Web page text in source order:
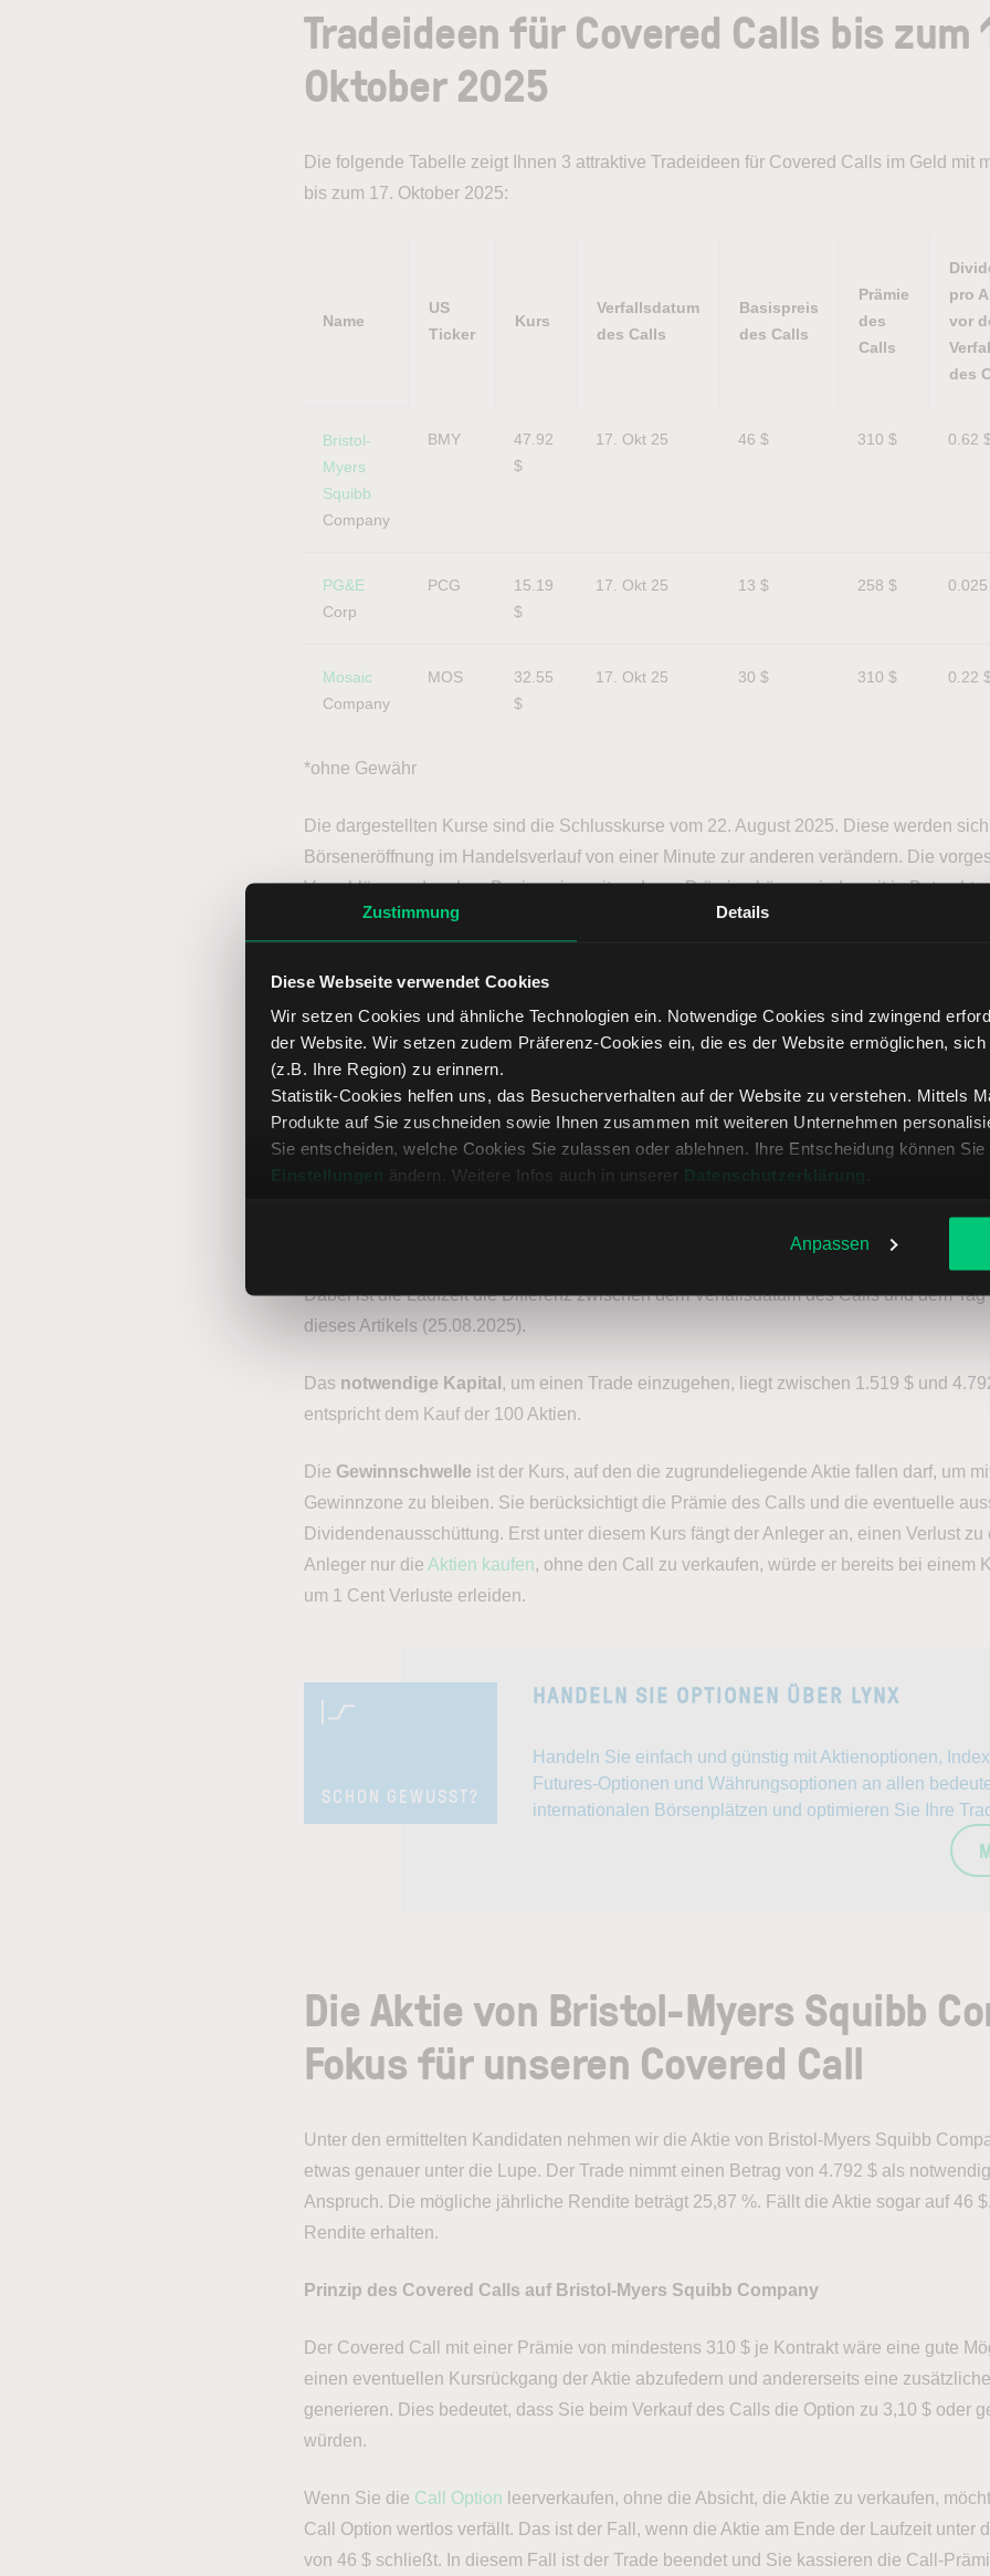
Zustimmung Details
Diese Webseite verwendet Cookies
Wir setzen Cookies und ähnliche Technologien ein. Notwendige Cookies sind zwingend
der Website. Wir setzen zudem Präferenz-Cookies ein, die es der Website ermöglichen,
(z.B. Ihre Region) zu erinnern.
Statistik-Cookies helfen uns, das Besucherverhalten auf der Website zu verstehen. Mittels
Produkte auf Sie zuschneiden sowie Ihnen zusammen mit weiteren Unternehmen
Sie entscheiden, welche Cookies Sie zulassen oder ablehnen. Ihre Entscheidung können
Einstellungen
ändern. Weitere Infos auch in unserer Datenschutzerklärung
Anpassen
Tradeideen für Covered Calls bis zum
Oktober 2025
Die folgende Tabelle zeigt Ihnen 3 attraktive Tradeideen für Covered Calls im Geld mit
bis zum 17. Oktober 2025:
Name
US
Ticker
Kurs
Verfallsdatum
des Calls
Basispreis
des Calls
Prämie
des
Calls
pro
vor
des
Ticker
des Calls
des Calls
des
pro
Bristol-
Myers
Squibb
Company
BMY
47.92
$
17. Okt 25 46 $ 310 $ 0.62
PG&E
Corp
PCG
15.19
$
17. Okt 25 13 $ 258 $
Mosaic
Company
MOS
32.55
$
17. Okt 25 30 $ 310 $ 0.22
*ohne Gewähr
Die dargestellten Kurse sind die Schlusskurse vom 22. August 2025. Diese werden
Börseneröffnung im Handelsverlauf von einer Minute zur anderen verändern. Die
Vorschläge und andere Basispreise mit anderen Prämien können jederzeit in Betracht
Das Prinzip ist an dieser Stelle ganz einfach: 100 Aktien werden gekauft und 1
diese Aktien „geschrieben“ bzw. leerverkauft.
Rendite, notwendiges Kapital und Gewinnschwelle
Die Rendite und die jährliche Rendite eines Covered Calls im Geld, wenn die Aktie
Optionen über deren Basispreis notiert, werden wie folgt berechnet:
Rendite = (Dividende + Prämie des Calls / 100 + Basispreis –
Dabei ist die Laufzeit die Differenz zwischen dem Verfallsdatum des Calls und dem
dieses Artikels (25.08.2025).
Das notwendige Kapital , um einen Trade einzugehen, liegt zwischen 1.519 $ und
entspricht dem Kauf der 100 Aktien.
Die Gewinnschwelle ist der Kurs, auf den die zugrundeliegende Aktie fallen darf, um
Gewinnzone zu bleiben. Sie berücksichtigt die Prämie des Calls und die eventuelle
Dividendenausschüttung. Erst unter diesem Kurs fängt der Anleger an, einen Verlust
Anleger nur die Aktien kaufen, ohne den Call zu verkaufen, würde er bereits bei einem
um 1 Cent Verluste erleiden.
SCHON GEWUSST?
HANDELN SIE OPTIONEN ÜBER LYNX
Handeln Sie einfach und günstig mit Aktienoptionen,
Futures-Optionen und Währungsoptionen an allen
internationalen Börsenplätzen und optimieren Sie Ihre
Die Aktie von Bristol-Myers Squibb
Fokus für unseren Covered Call
Unter den ermittelten Kandidaten nehmen wir die Aktie von Bristol-Myers Squibb
etwas genauer unter die Lupe. Der Trade nimmt einen Betrag von 4.792 $ als
Anspruch. Die mögliche jährliche Rendite beträgt 25,87 %. Fällt die Aktie sogar auf 46
Rendite erhalten.
Prinzip des Covered Calls auf Bristol-Myers Squibb Company
Der Covered Call mit einer Prämie von mindestens 310 $ je Kontrakt wäre eine gute
einen eventuellen Kursrückgang der Aktie abzufedern und andererseits eine
generieren. Dies bedeutet, dass Sie beim Verkauf des Calls die Option zu 3,10 $ oder
würden.
Wenn Sie die Call Option leerverkaufen, ohne die Absicht, die Aktie zu verkaufen,
Call Option wertlos verfällt. Das ist der Fall, wenn die Aktie am Ende der Laufzeit unter
von 46 $ schließt. In diesem Fall ist der Trade beendet und Sie kassieren die Call-